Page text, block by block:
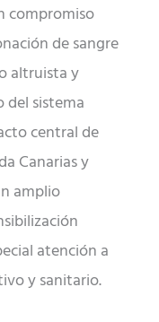
compromiso
de sangre
altruista y
del sistema
central de
Canarias y
amplio
atención a
y sanitario.